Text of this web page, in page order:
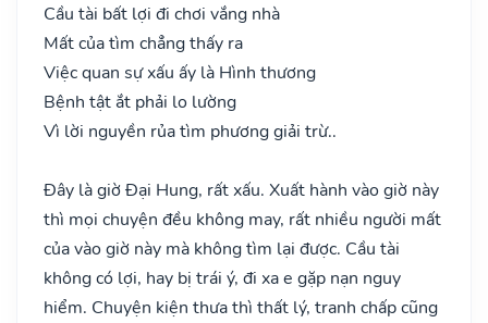
Cầu tài bất lợi đi chơi vắng nhà
Mất của tìm chẳng thấy ra
Việc quan sự xấu ấy là Hình thương
Bệnh tật ắt phải lo lường
Vì lời nguyền rủa tìm phương giải trừ..
Đây là giờ Đại Hung, rất xấu. Xuất hành vào giờ này
thì mọi chuyện đều không may, rất nhiều người mất
của vào giờ này mà không tìm lại được. Cầu tài
không có lợi, hay bị trái ý, đi xa e gặp nạn nguy
hiểm. Chuyện kiện thưa thì thất lý, tranh chấp cũng